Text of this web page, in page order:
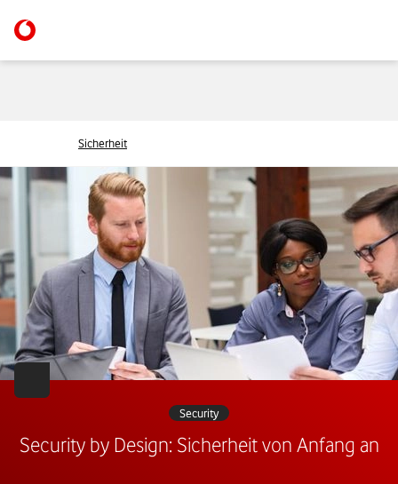
Sicherheit
Security
Security by Design: Sicherheit von Anfang an